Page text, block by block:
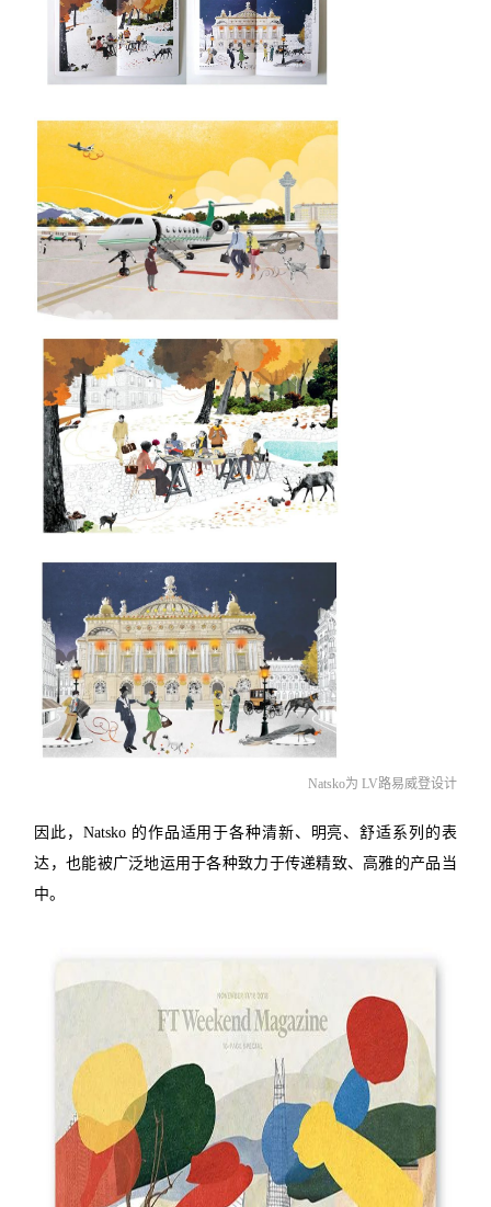
Natsko为 LV路易威登设计
因此，Natsko 的作品适用于各种清新、明亮、舒适系列的表
达，也能被广泛地运用于各种致力于传递精致、高雅的产品当
中。